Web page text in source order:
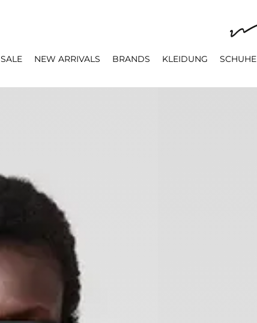
SALE NEW ARRIVALS BRANDS KLEIDUNG SCHUHE